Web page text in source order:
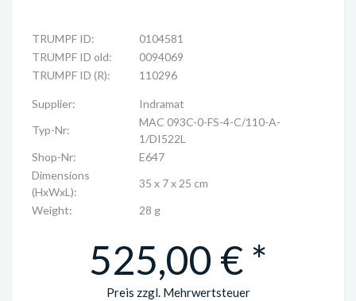
TRUMPF ID:
0104581
TRUMPF ID old:
0094069
TRUMPF ID (R):
110296
Supplier:
Indramat
Typ-Nr:
MAC 093C-0-FS-4-C/110-A-
1/DI522L
Shop-Nr:
E647
Dimensions
(HxWxL):
35 x 7 x 25 cm
Weight:
28 g
525,00 € *
Preis zzgl. Mehrwertsteuer